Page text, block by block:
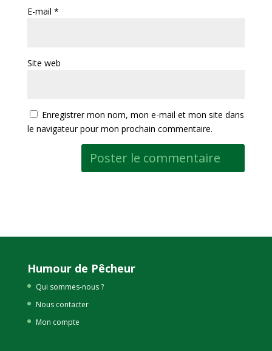
E-mail *
Site web
Enregistrer mon nom, mon e-mail et mon site dans
le navigateur pour mon prochain commentaire.
Humour de Pêcheur
Qui sommes-nous ?
Nous contacter
Mon compte